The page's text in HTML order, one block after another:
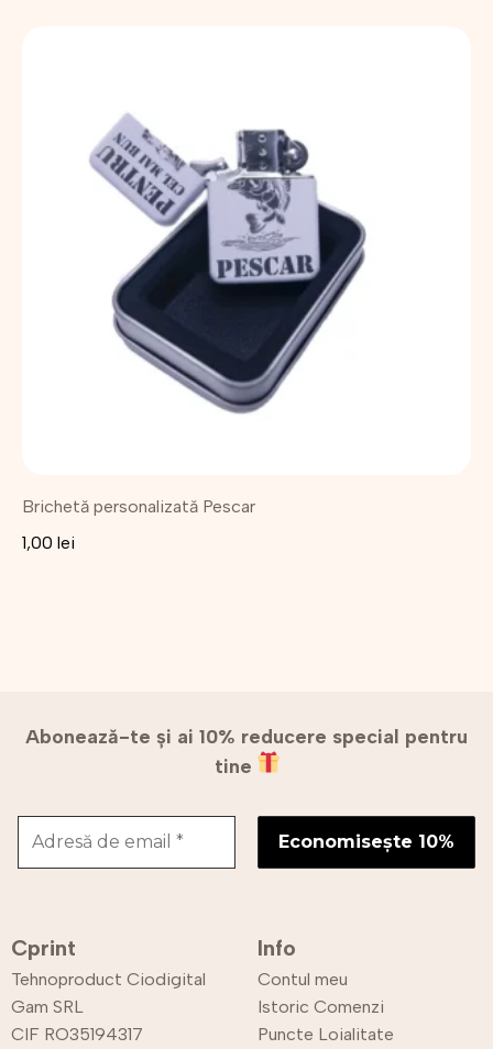
Brichetă personalizată Pescar
1,00 lei
Abonează-te și ai 10% reducere special pentru
tine
Cprint
Tehnoproduct Ciodigital
Gam SRL
CIF RO35194317
Info
Contul meu
Istoric Comenzi
Puncte Loialitate